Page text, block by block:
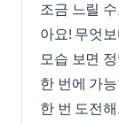
조금 느릴
아요! 무엇
모습 보면
한 번에 가
한 번 도전